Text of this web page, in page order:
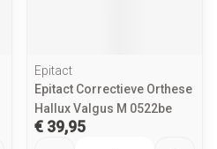
Epitact
Epitact Correctieve Orthese
Hallux Valgus M 0522be
€ 39,95